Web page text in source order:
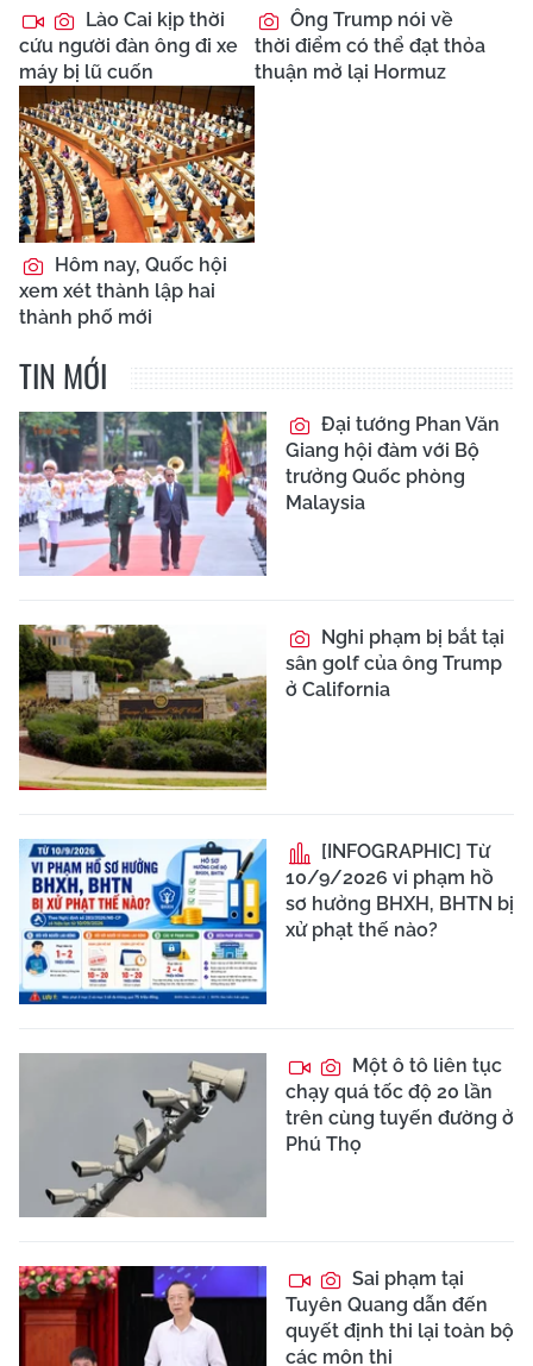
Lào Cai kịp thời
cứu người đàn ông đi xe
máy bị lũ cuốn
Ông Trump nói về
thời điểm có thể đạt thỏa
thuận mở lại Hormuz
Hôm nay, Quốc hội
xem xét thành lập hai
thành phố mới
TIN MỚI
Đại tướng Phan Văn
Giang hội đàm với Bộ
trưởng Quốc phòng
Malaysia
Nghi phạm bị bắt tại
sân golf của ông Trump
ở California
[INFOGRAPHIC] Từ
10/9/2026 vi phạm hồ
sơ hưởng BHXH, BHTN bị
xử phạt thế nào?
Một ô tô liên tục
chạy quá tốc độ 20 lần
trên cùng tuyến đường ở
Phú Thọ
Sai phạm tại
Tuyên Quang dẫn đến
quyết định thi lại toàn bộ
các môn thi